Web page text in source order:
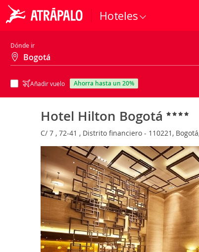
Hoteles
Dónde ir
Añadir vuelo ahorra hasta un 20%
Hotel Hilton Bogotá
C/ 7 , 72-41 , Distrito financiero - 110221,